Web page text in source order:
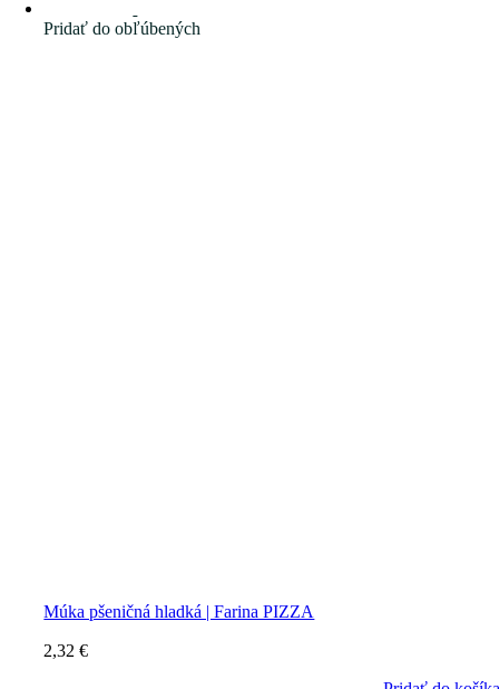
Pridať do obľúbených
Múka pšeničná hladká | Farina PIZZA
2,32€